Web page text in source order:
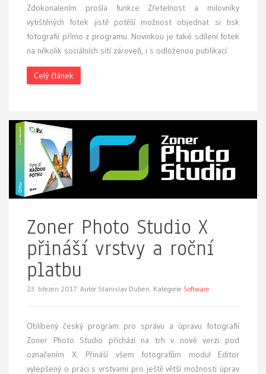
Zdokonalením prošla funkce Zřetelnost a milovníky
vytištěných fotek jistě potěší možnost objednat si tisk
fotografií přímo z programu. Novinkou je také sdílení fotek
na několik sociálních sítí zároveň, i s odloženou publikací.
Celý článek
Zoner Photo Studio X
přináší vrstvy a roční
platbu
23. březen 2017. Autor Stanislav Duben. Kategorie Software
Oblíbený český program pro správu a úpravu fotografií
Zoner Photo Studio přichází na trh v nové verzi pod
označením X. Přináší všem fotografům modul Editor
vylepšený o práci s vrstvami pro ještě větší možnosti úprav